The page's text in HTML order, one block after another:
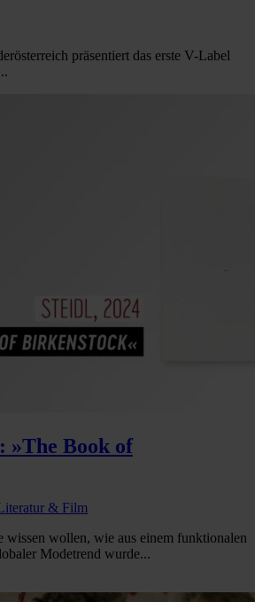
präsentiert das erste V-Label
»The Book of
& Film
wissen wollen, wie aus einem funktionalen
Modetrend wurde...